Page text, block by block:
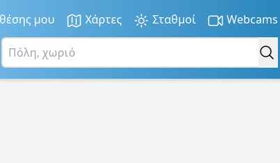
μου Χάρτες Σταθμοί Webcams